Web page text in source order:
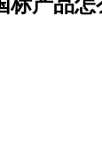
标产品